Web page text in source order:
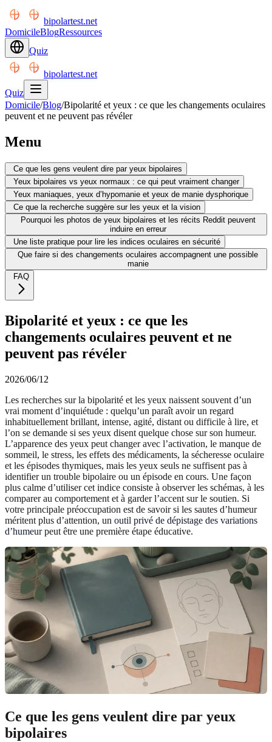
bipolartest.net
DomicileBlogRessources
Quiz
bipolartest.net
Quiz
Domicile/Blog/Bipolarité et yeux : ce que les changements oculaires
peuvent et ne peuvent pas révéler
Menu
Ce que les gens veulent dire par yeux bipolaires
Yeux bipolaires vs yeux normaux : ce qui peut vraiment changer
Yeux maniaques, yeux d’hypomanie et yeux de manie dysphorique
Ce que la recherche suggère sur les yeux et la vision
Pourquoi les photos de yeux bipolaires et les récits Reddit peuvent
induire en erreur
Une liste pratique pour lire les indices oculaires en sécurité
Que faire si des changements oculaires accompagnent une possible
manie
FAQ
Bipolarité et yeux : ce que les
changements oculaires peuvent et ne
peuvent pas révéler
2026/06/12
Les recherches sur la bipolarité et les yeux naissent souvent d’un
vrai moment d’inquiétude : quelqu’un paraît avoir un regard
inhabituellement brillant, intense, agité, distant ou difficile à lire, et
l’on se demande si ses yeux disent quelque chose sur son humeur.
L’apparence des yeux peut changer avec l’activation, le manque de
sommeil, le stress, les effets des médicaments, la sécheresse oculaire
et les épisodes thymiques, mais les yeux seuls ne suffisent pas à
identifier un trouble bipolaire ou un épisode en cours. Une façon
plus calme d’utiliser cet indice consiste à observer les schémas, à les
comparer au comportement et à garder l’accent sur le soutien. Si
votre principale préoccupation est de savoir si les sautes d’humeur
méritent plus d’attention, un outil privé de dépistage des variations
d’humeurpeut être une première étape éducative.
Ce que les gens veulent dire par yeux
bipolaires